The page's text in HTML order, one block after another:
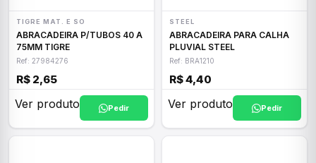
TIGRE MAT. E SO
ABRACADEIRA P/TUBOS 40 A
75MM TIGRE
Ref: 27984276
R$ 2,65
Ver produto Pedir
STEEL
ABRACADEIRA PARA CALHA
PLUVIAL STEEL
Ref: BRA1210
R$ 4,40
Ver produto Pedir